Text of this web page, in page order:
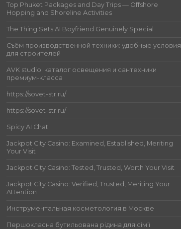
Top Phuket Packages and Day Trips — Offshore
Hopping and Shoreline Activities
The Thing Sets AI Boyfriend Genuinely Special
Съём производственной техники: удобные условия
для строителей
AVK studio: каталог освещения и сантехники
премиум-класса
https://sovet-str.ru/
https://sovet-str.ru/
Spicy AI Chat
Jackpot City Casino: Examined, Established, Meriting
Your Visit
Jackpot City Casino: Tested, Trusted, Worth Your Visit
Jackpot City Casino: Verified, Trusted, Meriting Your
Attention
Инструментальная косметология в Москве
Першокласна бутильована рідина для сім’ї